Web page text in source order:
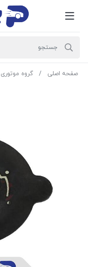
صفحه اصلی گروه موتوری